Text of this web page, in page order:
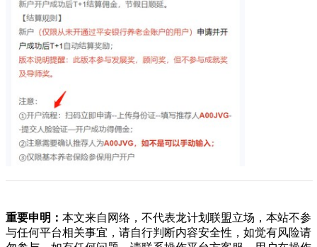
重要申明： 本文来自网络，不代表龙计划联盟立场，本站不参
与任何平台相关事宜，请自行判断内容安全性，如觉有风险请